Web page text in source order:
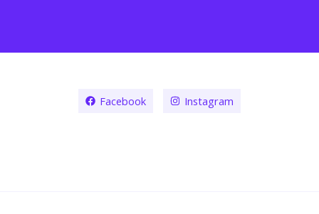
Facebook Instagram